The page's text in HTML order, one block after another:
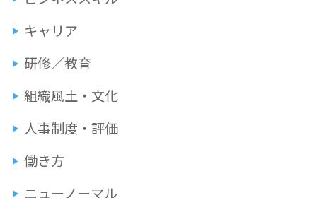
キャリア
研修／教育
組織風土・文化
人事制度・評価
働き方
ニューノーマル